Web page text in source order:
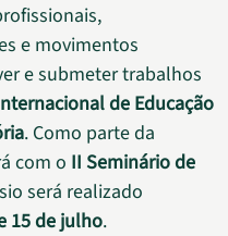
e movimentos
e submeter trabalhos
de Educação
. Como parte da
com o II Seminário de
será realizado
15 de julho.